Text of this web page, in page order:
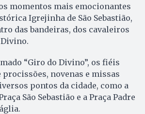
momentos mais emocionantes
Igrejinha de São Sebastião,
das bandeiras, dos cavaleiros
“Giro do Divino”, os fiéis
novenas e missas
pontos da cidade, como a
São Sebastião e a Praça Padre